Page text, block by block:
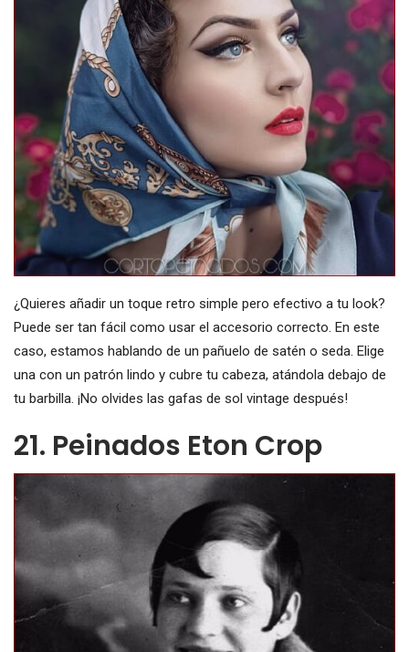
¿Quieres añadir un toque retro simple pero efectivo a tu look?
Puede ser tan fácil como usar el accesorio correcto. En este
caso, estamos hablando de un pañuelo de satén o seda. Elige
una con un patrón lindo y cubre tu cabeza, atándola debajo de
tu barbilla. ¡No olvides las gafas de sol vintage después!
21. Peinados Eton Crop